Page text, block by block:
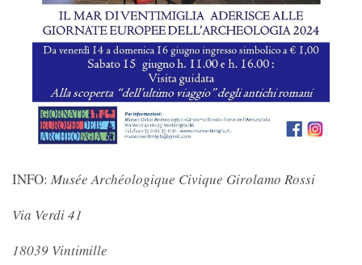
INFO: Musée Archéologique Civique Girolamo Rossi
Via Verdi 41
18039 Vintimille